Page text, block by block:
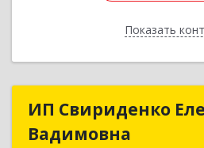
ПоказатьНазад
ИП Свириденко
Вадимовна
ИП